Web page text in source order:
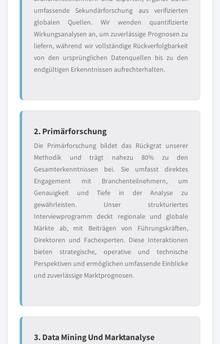
umfassende Sekundärforschung aus verifizierten
globalen Quellen. Wir wenden quantifizierte
Wirkungsanalysen an, um zuverlässige Prognosen zu
liefern, während wir vollständige Rückverfolgbarkeit
von den ursprünglichen Datenquellen bis zu den
endgültigen Erkenntnissen aufrechterhalten.
2. Primärforschung
Die Primärforschung bildet das Rückgrat unserer
Methodik und trägt nahezu 80% zu den
Gesamterkenntnissen bei. Sie umfasst direktes
Engagement mit Branchenteilnehmern, um
Genauigkeit und Tiefe in der Analyse zu
gewährleisten. Unser strukturiertes
Interviewprogramm deckt regionale und globale
Märkte ab, mit Beiträgen von Führungskräften,
Direktoren und Fachexperten. Diese Interaktionen
bieten strategische, operative und technische
Perspektiven und ermöglichen umfassende Einblicke
und zuverlässige Marktprognosen.
3. Data Mining Und Marktanalyse